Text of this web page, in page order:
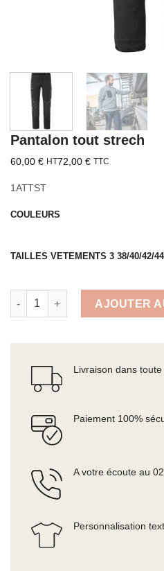
Pantalon tout strech
60,00 € HT72,00 € TTC
1ATTST
COULEURS
TAILLES VETEMENTS 3 38/40/42/
quantité de Pantalon tout strech
AJOUTER
Livraison dans
Paiement 100%
A votre écoute au
Personnalisation